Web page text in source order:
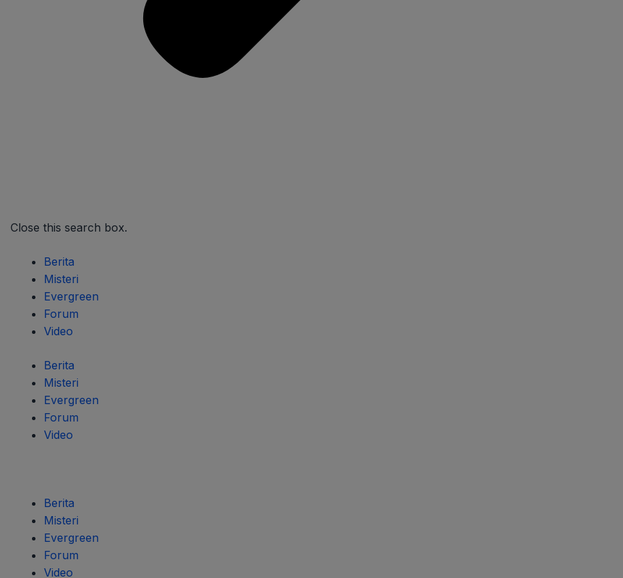
Close this search box.
Berita
Misteri
Evergreen
Forum
Video
Berita
Misteri
Evergreen
Forum
Video
Berita
Misteri
Evergreen
Forum
Video